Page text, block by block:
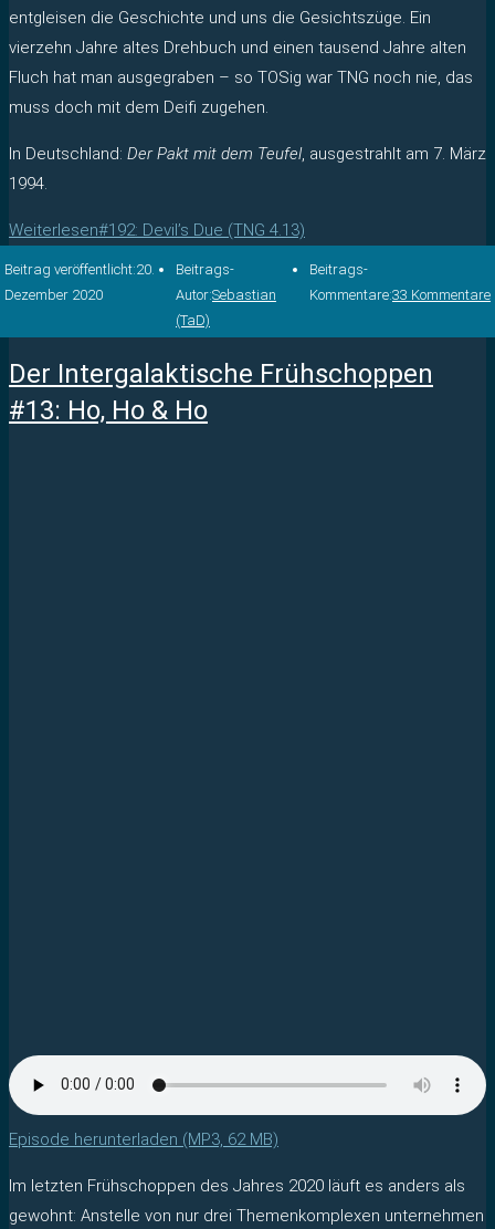
entgleisen die Geschichte und uns die Gesichtszüge. Ein
vierzehn Jahre altes Drehbuch und einen tausend Jahre alten
Fluch hat man ausgegraben – so TOSig war TNG noch nie, das
muss doch mit dem Deifi zugehen.
In Deutschland: Der Pakt mit dem Teufel, ausgestrahlt am 7. März
1994.
Weiterlesen#192: Devil’s Due (TNG 4.13)
Beitrag veröffentlicht:20.
Dezember 2020
Beitrags-
Autor:Sebastian
(TaD)
Beitrags-
Kommentare:33 Kommentare
Der Intergalaktische Frühschoppen
#13: Ho, Ho & Ho
Episode herunterladen (MP3, 62 MB)
Im letzten Frühschoppen des Jahres 2020 läuft es anders als
gewohnt: Anstelle von nur drei Themenkomplexen unternehmen